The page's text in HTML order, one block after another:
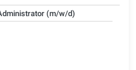
(m/w/d)